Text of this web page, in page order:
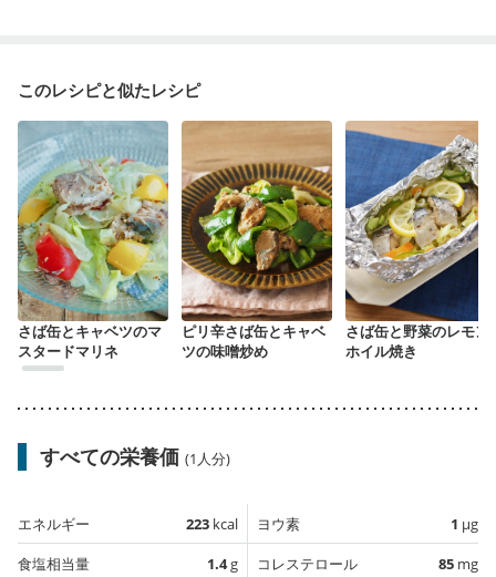
このレシピと似たレシピ
さば缶とキャベツのマ
スタードマリネ
ピリ辛さば缶とキャベ
ツの味噌炒め
さば缶と野菜のレモン
ホイル焼き
すべての栄養価 (1人分)
エネルギー 223 kcal
食塩相当量
1.4g
ヨウ素 1 µg
コレステロール
85 mg